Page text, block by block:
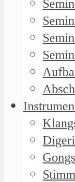
Gongs